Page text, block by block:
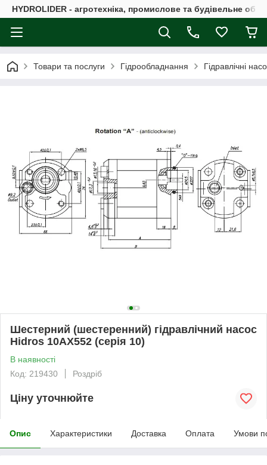
HYDROLIDER - агротехніка, промислове та будівельне
Товари та послуги Гідрообладнання Гідравлічні
Шестерний (шестеренний) гідравлічний насос
Hidros 10АХ552 (серія 10)
В наявності
Код: 219430
Роздріб
Ціну уточнюйте
Опис Характеристики Доставка Оплата Умови